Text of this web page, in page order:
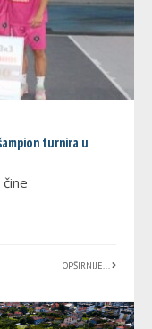
turnira u
OPŠIRNIJE...